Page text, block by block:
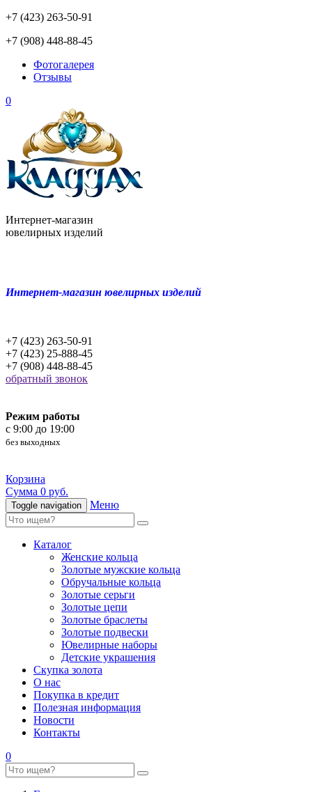
+7 (423) 263-50-91
+7 (908) 448-88-45
Фотогалерея
Отзывы
0
Интернет-магазин
ювелирных изделий
Интернет-магазин ювелирных изделий
+7 (423) 263-50-91
+7 (423) 25-888-45
+7 (908) 448-88-45
обратный звонок
Режим работы
c 9:00 до 19:00
без выходных
Корзина
Сумма 0 руб.
Toggle navigation Меню
Каталог
Женские кольца
Золотые мужские кольца
Обручальные кольца
Золотые серьги
Золотые цепи
Золотые браслеты
Золотые подвески
Ювелирные наборы
Детские украшения
Скупка золота
О нас
Покупка в кредит
Полезная информация
Новости
Контакты
0